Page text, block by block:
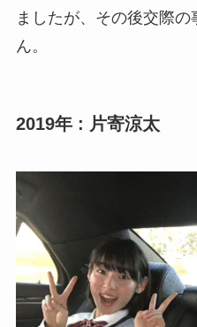
ましたが、その後交際
ん。
2019年 : 片寄涼太